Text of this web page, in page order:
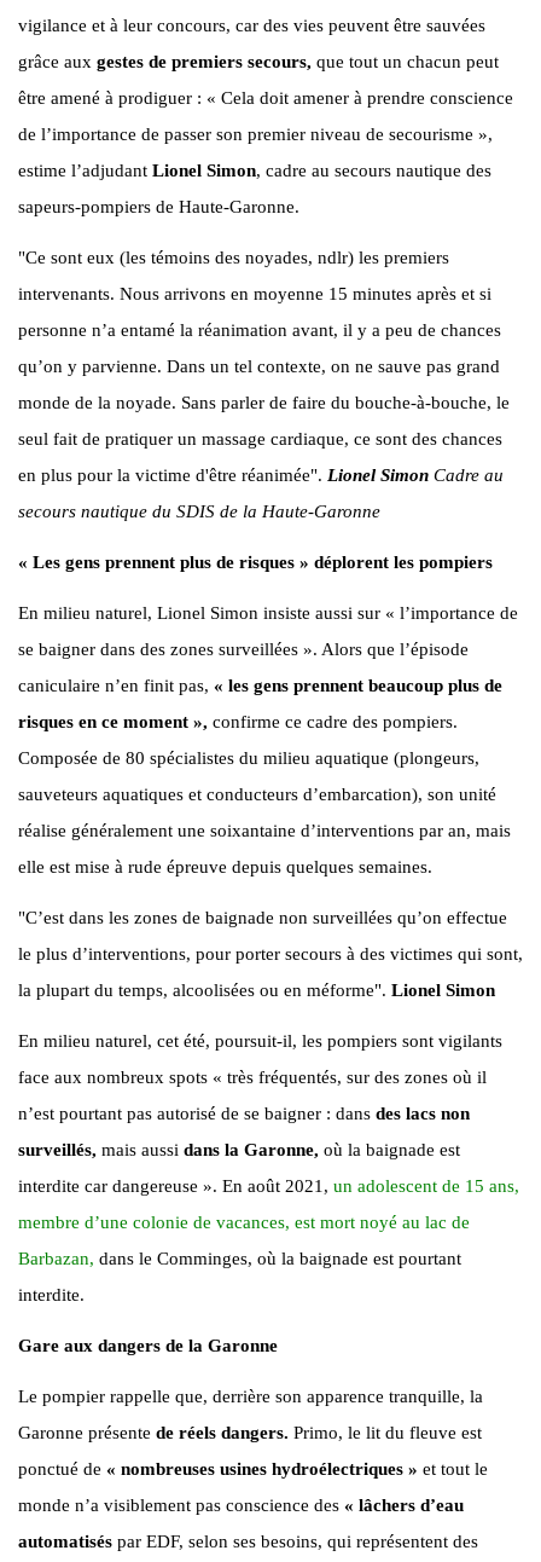
vigilance et à leur concours, car des vies peuvent être sauvées
grâce aux gestes de premiers secours, que tout un chacun peut
être amené à prodiguer : « Cela doit amener à prendre conscience
de l’importance de passer son premier niveau de secourisme »,
estime l’adjudant Lionel Simon, cadre au secours nautique des
sapeurs-pompiers de Haute-Garonne.
"Ce sont eux (les témoins des noyades, ndlr) les premiers
intervenants. Nous arrivons en moyenne 15 minutes après et si
personne n’a entamé la réanimation avant, il y a peu de chances
qu’on y parvienne. Dans un tel contexte, on ne sauve pas grand
monde de la noyade. Sans parler de faire du bouche-à-bouche, le
seul fait de pratiquer un massage cardiaque, ce sont des chances
en plus pour la victime d'être réanimée". Lionel Simon Cadre au
secours nautique du SDIS de la Haute-Garonne
« Les gens prennent plus de risques » déplorent les pompiers
En milieu naturel, Lionel Simon insiste aussi sur « l’importance de
se baigner dans des zones surveillées ». Alors que l’épisode
caniculaire n’en finit pas, « les gens prennent beaucoup plus de
risques en ce moment », confirme ce cadre des pompiers.
Composée de 80 spécialistes du milieu aquatique (plongeurs,
sauveteurs aquatiques et conducteurs d’embarcation), son unité
réalise généralement une soixantaine d’interventions par an, mais
elle est mise à rude épreuve depuis quelques semaines.
"C’est dans les zones de baignade non surveillées qu’on effectue
le plus d’interventions, pour porter secours à des victimes qui sont,
la plupart du temps, alcoolisées ou en méforme". Lionel Simon
En milieu naturel, cet été, poursuit-il, les pompiers sont vigilants
face aux nombreux spots « très fréquentés, sur des zones où il
n’est pourtant pas autorisé de se baigner : dans des lacs non
surveillés, mais aussi dans la Garonne, où la baignade est
interdite car dangereuse ». En août 2021, un adolescent de 15 ans,
membre d’une colonie de vacances, est mort noyé au lac de
Barbazan, dans le Comminges, où la baignade est pourtant
interdite.
Gare aux dangers de la Garonne
Le pompier rappelle que, derrière son apparence tranquille, la
Garonne présente de réels dangers. Primo, le lit du fleuve est
ponctué de « nombreuses usines hydroélectriques » et tout le
monde n’a visiblement pas conscience des « lâchers d’eau
automatisés par EDF, selon ses besoins, qui représentent des